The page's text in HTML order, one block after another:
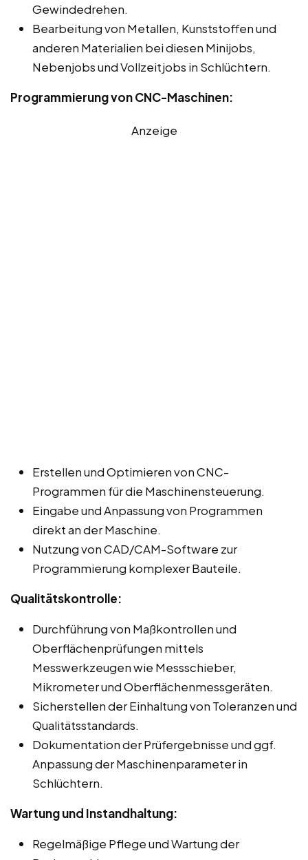
Gewindedrehen.
Bearbeitung von Metallen, Kunststoffen und
anderen Materialien bei diesen Minijobs,
Nebenjobs und Vollzeitjobs in Schlüchtern.
Programmierung von CNC-Maschinen:
Anzeige
Erstellen und Optimieren von CNC-
Programmen für die Maschinensteuerung.
Eingabe und Anpassung von Programmen
direkt an der Maschine.
Nutzung von CAD/CAM-Software zur
Programmierung komplexer Bauteile.
Qualitätskontrolle:
Durchführung von Maßkontrollen und
Oberflächenprüfungen mittels
Messwerkzeugen wie Messschieber,
Mikrometer und Oberflächenmessgeräten.
Sicherstellen der Einhaltung von Toleranzen und
Qualitätsstandards.
Dokumentation der Prüfergebnisse und ggf.
Anpassung der Maschinenparameter in
Schlüchtern.
Wartung und Instandhaltung:
Regelmäßige Pflege und Wartung der